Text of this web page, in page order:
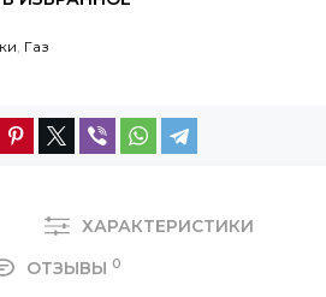
, Газ
ХАРАКТЕРИСТИКИ
ОТЗЫВЫ 0